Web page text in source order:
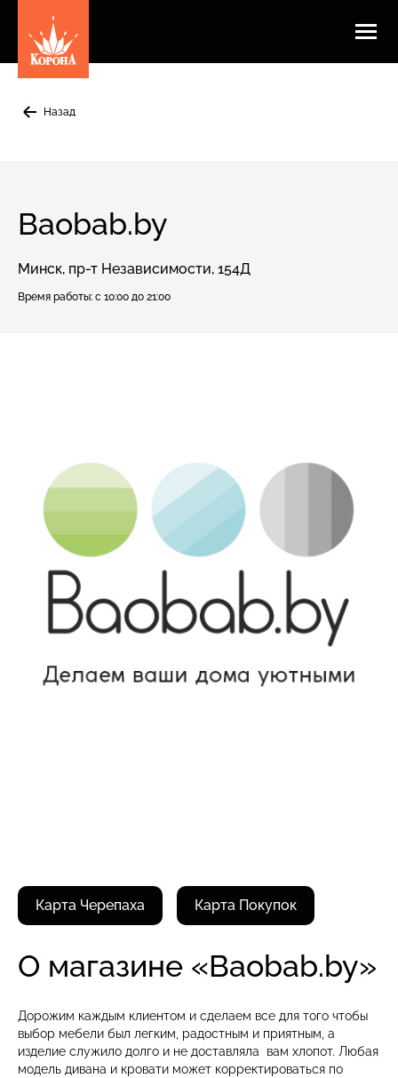
Назад
Baobab.by
Минск, пр-т Независимости, 154Д
Время работы: с 10:00 до 21:00
Карта Черепаха Карта Покупок
О магазине «Baobab.by»
Дорожим каждым клиентом и сделаем все для того чтобы
выбор мебели был легким, радостным и приятным, а
изделие служило долго и не доставляла вам хлопот. Любая
модель дивана и кровати может корректироваться по